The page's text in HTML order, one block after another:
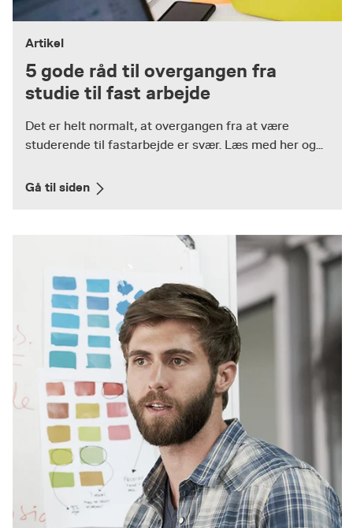
Artikel
5 gode råd til overgangen fra
studie til fast arbejde
Det er helt normalt, at overgangen fra at være
studerende til fastarbejde er svær. Læs med her og...
Gå til siden